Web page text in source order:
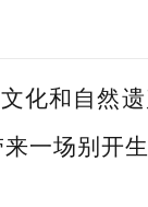
化和自然
来一场别开